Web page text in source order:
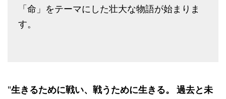
「命」をテーマにした壮大な物語が始まりま
す。
"生きるために戦い、戦うために生きる。 過去と未